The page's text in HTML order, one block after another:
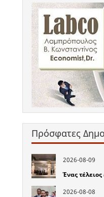
Πρόσφατες
2026-08-09
Ένας
2026-08-08